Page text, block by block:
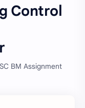
Control
BM Assignment